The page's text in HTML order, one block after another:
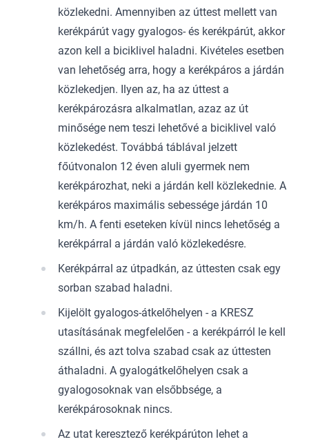
közlekedni. Amennyiben az úttest mellett van
kerékpárút vagy gyalogos- és kerékpárút, akkor
azon kell a biciklivel haladni. Kivételes esetben
van lehetőség arra, hogy a kerékpáros a járdán
közlekedjen. Ilyen az, ha az úttest a
kerékpározásra alkalmatlan, azaz az út
minősége nem teszi lehetővé a biciklivel való
közlekedést. Továbbá táblával jelzett
főútvonalon 12 éven aluli gyermek nem
kerékpározhat, neki a járdán kell közlekednie. A
kerékpáros maximális sebessége járdán 10
km/h. A fenti eseteken kívül nincs lehetőség a
kerékpárral a járdán való közlekedésre.
Kerékpárral az útpadkán, az úttesten csak egy
sorban szabad haladni.
Kijelölt gyalogos-átkelőhelyen - a KRESZ
utasításának megfelelően - a kerékpárról le kell
szállni, és azt tolva szabad csak az úttesten
áthaladni. A gyalogátkelőhelyen csak a
gyalogosoknak van elsőbbsége, a
kerékpárosoknak nincs.
Az utat keresztező kerékpárúton lehet a